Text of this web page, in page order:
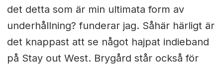
det detta som är min ultimata form av
underhållning? funderar jag. Såhär härligt är
det knappast att se något hajpat indieband
på Stay out West. Brygård står också för